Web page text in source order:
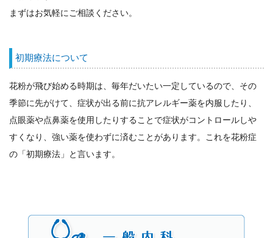
まずはお気軽にご相談ください。
初期療法について
花粉が飛び始める時期は、毎年だいたい一定しているので、その
季節に先がけて、症状が出る前に抗アレルギー薬を内服したり、
点眼薬や点鼻薬を使用したりすることで症状がコントロールしや
すくなり、強い薬を使わずに済むことがあります。これを花粉症
の「初期療法」と言います。